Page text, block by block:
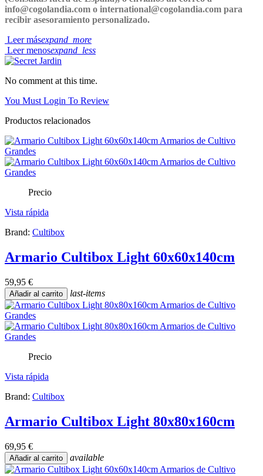
info@cogolandia.com o international@cogolandia.com para
recibir asesoramiento personalizado.
Leer másexpand_more
Leer menosexpand_less
No comment at this time.
You Must Login To Review
Productos relacionados
Precio
Vista rápida
Brand: Cultibox
Armario Cultibox Light 60x60x140cm
59,95 €
Añadir al carrito last-items
Precio
Vista rápida
Brand: Cultibox
Armario Cultibox Light 80x80x160cm
69,95 €
Añadir al carrito available